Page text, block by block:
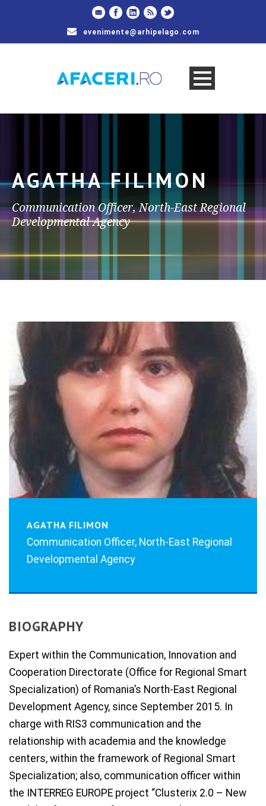
evenimente@arhipelago.com
AGATHA FILIMON
Communication Officer, North-East Regional
Developmental Agency
AGATHA FILIMON
Communication Officer, North-East Regional
Developmental Agency
BIOGRAPHY
Expert within the Communication, Innovation and
Cooperation Directorate (Office for Regional Smart
Specialization) of Romania’s North-East Regional
Development Agency, since September 2015. In
charge with RIS3 communication and the
relationship with academia and the knowledge
centers, within the framework of Regional Smart
Specialization; also, communication officer within
the INTERREG EUROPE project “Clusterix 2.0 – New